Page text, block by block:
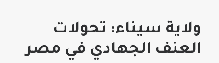
ولاية سيناء: تحولات
العنف الجهادي في مصر